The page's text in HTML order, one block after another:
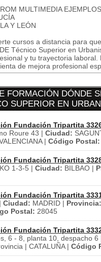
MULTIMEDIA
Y LEÓN
cursos a distancia para
Técnico Superior en
y tu trayectoria
de mejora profesional
FORMACIÓN DÓNDE
SUPERIOR EN
Fundación Tripartita
Roure 43 | Ciudad:
| Código Postal:
Fundación Tripartita
1-3-5 | Ciudad: BILBAO |
Fundación Tripartita
Ciudad: MADRID | Provincia:
Postal: 28045
Fundación Tripartita
6 - 8, planta 10, despacho 6
| CATALUÑA | Código